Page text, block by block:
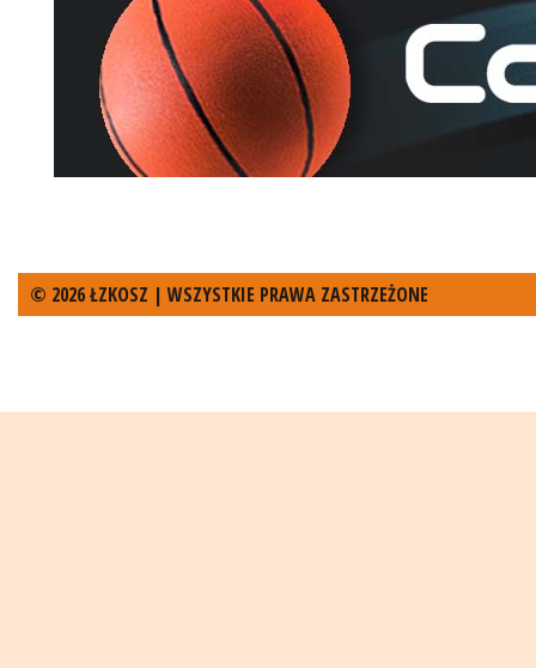
© 2026 ŁZKOSZ | WSZYSTKIE PRAWA ZASTRZEŻONE